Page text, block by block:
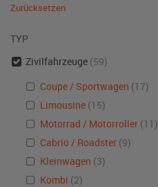
Zurücksetzen
TYP
Zivilfahrzeuge (59)
Coupe / Sportwagen (17)
Limousine (15)
Motorrad / Motorroller (11)
Cabrio / Roadster (9)
Kleinwagen (3)
Kombi (2)